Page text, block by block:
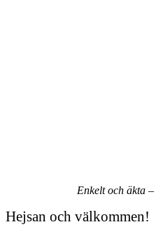
Enkelt och äkta –
Hejsan och välkommen!